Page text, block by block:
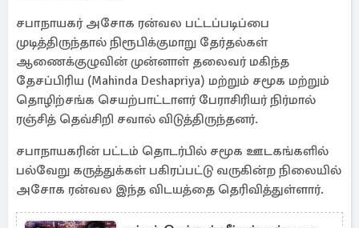
சபாநாயகர் அசோக ரன்வல பட்டப்படிப்பை
முடித்திருந்தால் நிரூபிக்குமாறு தேர்தல்கள்
ஆணைக்குழுவின் முன்னாள் தலைவர் மகிந்த
தேசப்பிரிய (Mahinda Deshapriya) மற்றும் சமூக மற்றும்
தொழிற்சங்க செயற்பாட்டாளர் பேராசிரியர் நிர்மால்
ரஞ்சித் தெவ்சிறி சவால் விடுத்திருந்தனர்.
சபாநாயகரின் பட்டம் தொடர்பில் சமூக ஊடகங்களில்
பல்வேறு கருத்துக்கள் பகிரப்பட்டு வருகின்ற நிலையில்
அசோக ரன்வல இந்த விடயத்தை தெரிவித்துள்ளார்.